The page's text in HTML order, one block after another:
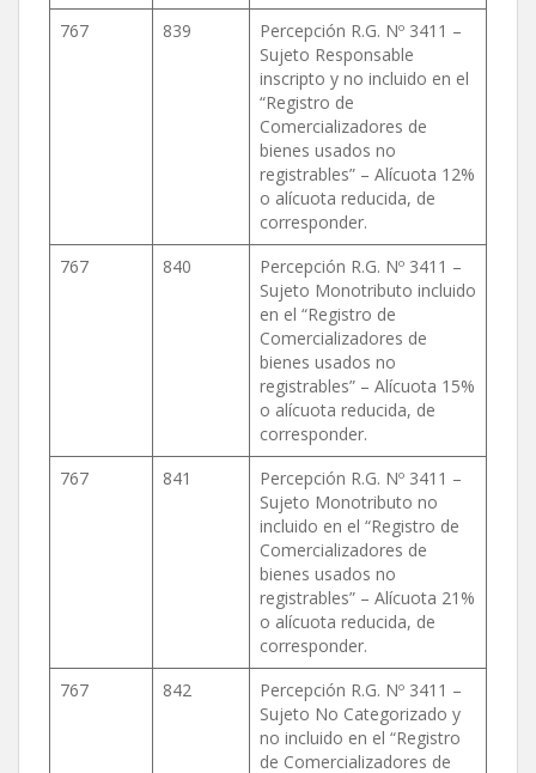
767
839
Percepción R.G. Nº 3411 –
Sujeto Responsable
inscripto y no incluido en el
“Registro de
Comercializadores de
bienes usados no
registrables” – Alícuota 12%
o alícuota reducida, de
corresponder.
767
840
Percepción R.G. Nº 3411 –
Sujeto Monotributo incluido
en el “Registro de
Comercializadores de
bienes usados no
registrables” – Alícuota 15%
o alícuota reducida, de
corresponder.
767
841
Percepción R.G. Nº 3411 –
Sujeto Monotributo no
incluido en el “Registro de
Comercializadores de
bienes usados no
registrables” – Alícuota 21%
o alícuota reducida, de
corresponder.
767
842
Percepción R.G. Nº 3411 –
Sujeto No Categorizado y
no incluido en el “Registro
de Comercializadores de